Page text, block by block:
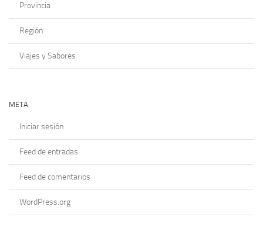
Provincia
Región
Viajes y Sabores
META
Iniciar sesión
Feed de entradas
Feed de comentarios
WordPress.org